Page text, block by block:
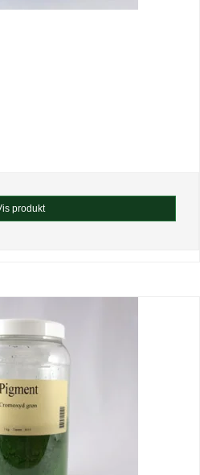
produkt